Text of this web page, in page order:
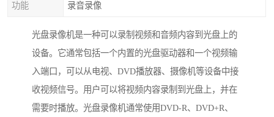
功能 录音录像
光盘录像机是一种可以录制视频和音频内容到光盘上的
设备。它通常包括一个内置的光盘驱动器和一个视频输
入端口，可以从电视、DVD播放器、摄像机等设备中接
收视频信号。用户可以将视频内容录制到光盘上，并在
需要时播放。光盘录像机通常使用DVD-R、DVD+R、